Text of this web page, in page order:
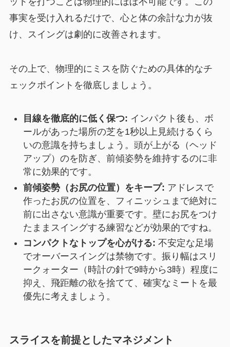
事実を受け入れるだけで、心と体の余計な力が抜
け、スイングは劇的に改善されます。
その上で、物理的にミスを防ぐための具体的なチ
ェックポイントを徹底しましょう。
目線を徹底的に低く保つ: インパクト後も、ボ
ールがあった場所の芝を1秒以上見続けるくら
いの意識を持ちましょう。頭が上がる（ヘッド
アップ）のを防ぎ、前傾姿勢を維持するのに非
常に効果的です。
前傾姿勢（お尻の位置）をキープ: アドレスで
作ったお尻の位置を、フィニッシュまで絶対に
前に出さない意識が重要です。壁にお尻をつけ
たままスイングする練習などが効果的ですね。
コンパクトなトップを心がける: 不安定な足場
でオーバースイングは禁物です。振り幅はスリ
ークォーター（時計の針で9時から3時）程度に
抑え、飛距離の欲を捨てて、確実なミートを最
優先に考えましょう。
スライスを前提としたマネジメント